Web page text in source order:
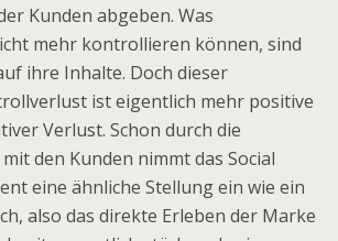
Kunden abgeben. Was
mehr kontrollieren können, sind
ihre Inhalte. Doch dieser
ist eigentlich mehr positive
Verlust. Schon durch die
den Kunden nimmt das Social
eine ähnliche Stellung ein wie ein
also das direkte Erleben der Marke